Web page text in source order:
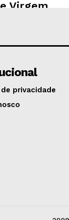
Virgem
privacidade